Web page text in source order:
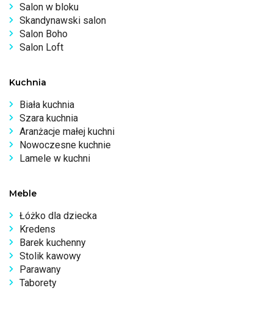
Salon w bloku
Skandynawski salon
Salon Boho
Salon Loft
Kuchnia
Biała kuchnia
Szara kuchnia
Aranżacje małej kuchni
Nowoczesne kuchnie
Lamele w kuchni
Meble
Łóżko dla dziecka
Kredens
Barek kuchenny
Stolik kawowy
Parawany
Taborety